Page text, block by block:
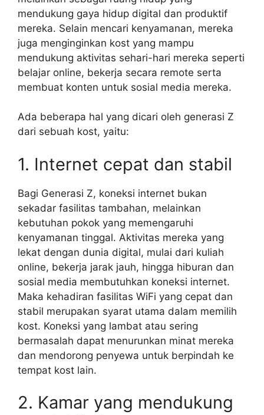
mendukung gaya hidup digital dan produktif
mereka. Selain mencari kenyamanan, mereka
juga menginginkan kost yang mampu
mendukung aktivitas sehari-hari mereka seperti
belajar online, bekerja secara remote serta
membuat konten untuk sosial media mereka.
Ada beberapa hal yang dicari oleh generasi Z
dari sebuah kost, yaitu:
1. Internet cepat dan stabil
Bagi Generasi Z, koneksi internet bukan
sekadar fasilitas tambahan, melainkan
kebutuhan pokok yang memengaruhi
kenyamanan tinggal. Aktivitas mereka yang
lekat dengan dunia digital, mulai dari kuliah
online, bekerja jarak jauh, hingga hiburan dan
sosial media membutuhkan koneksi internet.
Maka kehadiran fasilitas WiFi yang cepat dan
stabil merupakan syarat utama dalam memilih
kost. Koneksi yang lambat atau sering
bermasalah dapat menurunkan minat mereka
dan mendorong penyewa untuk berpindah ke
tempat kost lain.
2. Kamar yang mendukung